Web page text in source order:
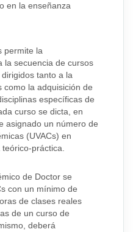
en la enseñanza
permite la
la secuencia de cursos
tanto a la
como la adquisición de
específicas de
curso se dicta, en
asignado un número de
(UVACs) en
práctica.
de Doctor se
con un mínimo de
de clases reales
de un curso de
deberá